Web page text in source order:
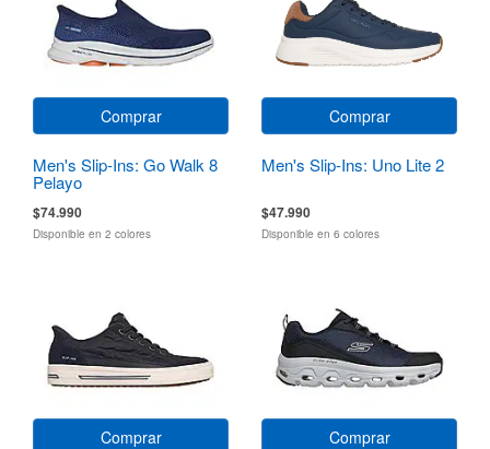
Comprar
Men's Slip-Ins: Go Walk 8
Pelayo
$74.990
Disponible en 2 colores
Comprar
Men's Slip-Ins: Uno Lite 2
$47.990
Disponible en 6 colores
Comprar Comprar